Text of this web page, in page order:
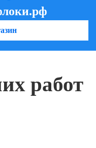
работ